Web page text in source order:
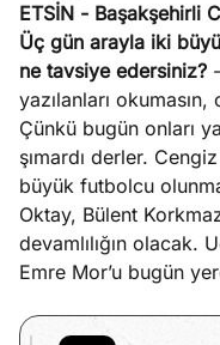
ETSİN - Başakşehirli
Üç gün arayla iki
ne tavsiye edersiniz?
yazılanları
Çünkü bugün onları
şımardı derler.
büyük futbolcu
Oktay, Bülent
devamlılığın olacak.
Emre Mor’u bugün